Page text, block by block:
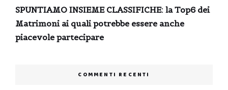
SPUNTIAMO INSIEME CLASSIFICHE: la Top6 dei
Matrimoni ai quali potrebbe essere anche
piacevole partecipare
COMMENTI RECENTI